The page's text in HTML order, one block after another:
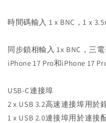
時間碼輸入 1 x BNC，1 x
同步鎖相輸入 1x BNC，三電
iPhone 17 Pro和iPhone 17
USB-C連接埠
2 x USB 3.2高速連接埠用於
1 x USB 2.0連接埠用於連接